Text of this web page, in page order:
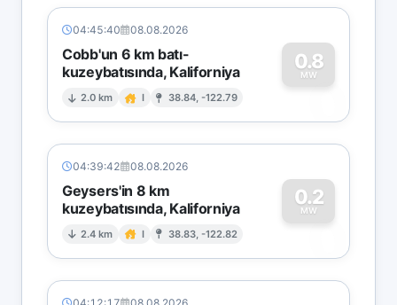
04:45:40 08.08.2026
Cobb'un 6 km batı-
kuzeybatısında, Kaliforniya
2.0 km I 38.84, -122.79
0.8
MW
0
04:39:42 08.08.2026
Geysers'in 8 km
kuzeybatısında, Kaliforniya
2.4 km I 38.83, -122.82
0.2
MW
0